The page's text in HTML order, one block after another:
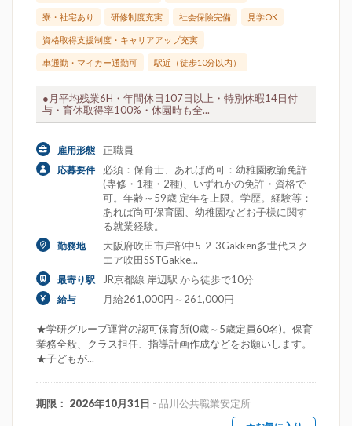
寮・社宅あり 研修制度充実 社会保険完備 見学OK
資格取得支援制度・キャリアアップ充実
車通勤・マイカー通勤可 駅近（徒歩10分以内）
●月平均残業6H・年間休日107日以上・特別休暇14日付
与・育休取得率100%・休園時も全...
雇用形態 正職員
応募要件
必須：保育士、あれば尚可：幼稚園教諭免許
(専修・1種・2種)、いずれかの免許・資格で
可。年齢～59歳 定年を上限。学歴。経験等：
あれば尚可保育園、幼稚園などお子様に関す
る就業経験。
勤務地
大阪府吹田市岸部中5-2-3Gakken多世代スク
エア吹田SSTGakke...
最寄り駅 JR京都線 岸辺駅 から徒歩で10分
給与 月給261,000円～261,000円
★学研グループ運営の認可保育所(0歳～5歳定員60名)。保育
業務全般、クラス担任、指導計画作成などをお願いします。
★子どもが...
期限： 2026年10月31日 - 品川公共職業安定所